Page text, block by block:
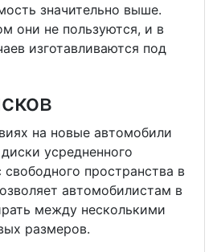
значительно выше.
они не пользуются, и в
изготавливаются под
на новые автомобили
усредненного
свободного пространства в
автомобилистам в
между несколькими
размеров.